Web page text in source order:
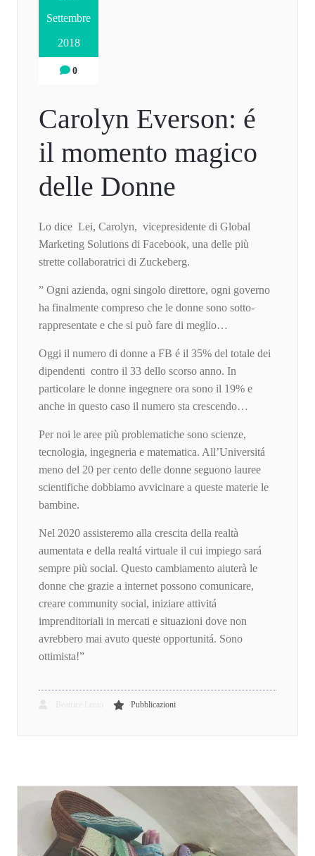
Settembre
2018
0
Carolyn Everson: é
il momento magico
delle Donne
Lo dice Lei, Carolyn, vicepresidente di Global
Marketing Solutions di Facebook, una delle più
strette collaboratrici di Zuckeberg.
” Ogni azienda, ogni singolo direttore, ogni governo
ha finalmente compreso che le donne sono sotto-
rappresentate e che si può fare di meglio…
Oggi il numero di donne a FB é il 35% del totale dei
dipendenti contro il 33 dello scorso anno. In
particolare le donne ingegnere ora sono il 19% e
anche in questo caso il numero sta crescendo…
Per noi le aree più problematiche sono scienze,
tecnologia, ingegneria e matematica. All’Universitá
meno del 20 per cento delle donne seguono lauree
scientifiche dobbiamo avvicinare a queste materie le
bambine.
Nel 2020 assisteremo alla crescita della realtà
aumentata e della realtá virtuale il cui impiego sará
sempre più social. Questo cambiamento aiuterà le
donne che grazie a internet possono comunicare,
creare community social, iniziare attivitá
imprenditoriali in mercati e situazioni dove non
avrebbero mai avuto queste opportunitá. Sono
ottimista!”
Pubblicazioni